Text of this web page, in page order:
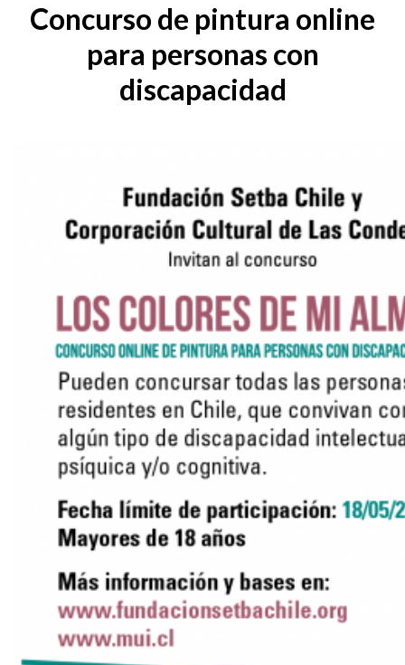
Concurso de pintura online
para personas con
discapacidad